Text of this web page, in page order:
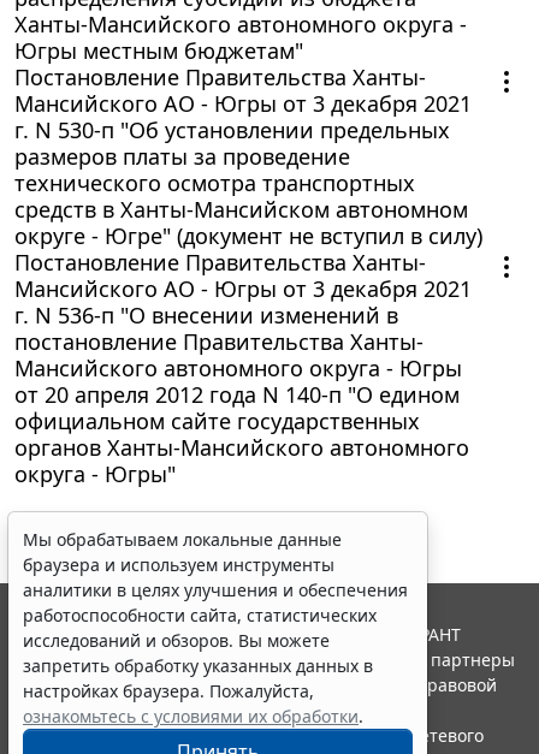
Ханты-Мансийского автономного округа -
Югры местным бюджетам"
Постановление Правительства Ханты-
Мансийского АО - Югры от 3 декабря 2021
г. N 530-п "Об установлении предельных
размеров платы за проведение
технического осмотра транспортных
средств в Ханты-Мансийском автономном
округе - Югре" (документ не вступил в силу)
Постановление Правительства Ханты-
Мансийского АО - Югры от 3 декабря 2021
г. N 536-п "О внесении изменений в
постановление Правительства Ханты-
Мансийского автономного округа - Югры
от 20 апреля 2012 года N 140-п "О едином
официальном сайте государственных
органов Ханты-Мансийского автономного
округа - Югры"
Мы обрабатываем локальные данные
браузера и используем инструменты
аналитики в целях улучшения и обеспечения
работоспособности сайта, статистических
исследований и обзоров. Вы можете
запретить обработку указанных данных в
настройках браузера. Пожалуйста,
ознакомьтесь с условиями их обработки.
© ООО "НПП "ГАРАНТ-СЕРВИС", 2026. Система ГАРАНТ
выпускается с 1990 года. Компания "Гарант" и ее партнеры
являются участниками Российской ассоциации правовой
информации ГАРАНТ.
Портал ГАРАНТ.РУ зарегистрирован в качестве сетевого